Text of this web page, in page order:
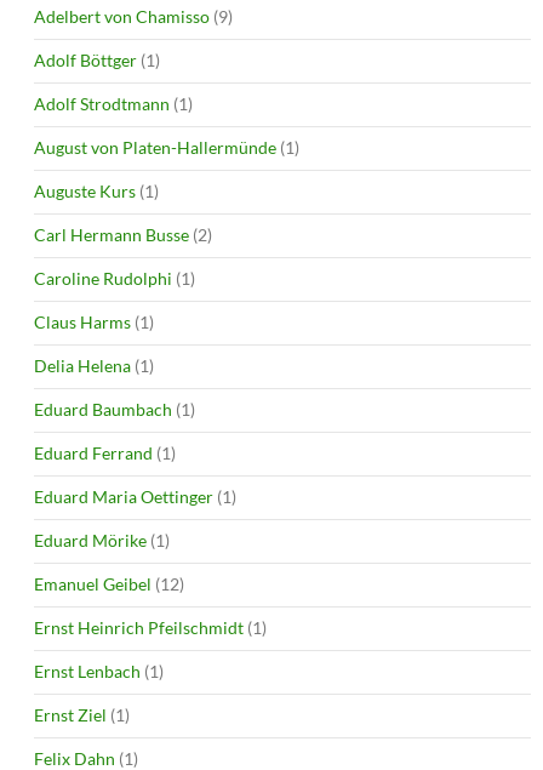
Adelbert von Chamisso (9)
Adolf Böttger (1)
Adolf Strodtmann (1)
August von Platen-Hallermünde (1)
Auguste Kurs (1)
Carl Hermann Busse (2)
Caroline Rudolphi (1)
Claus Harms (1)
Delia Helena (1)
Eduard Baumbach (1)
Eduard Ferrand (1)
Eduard Maria Oettinger (1)
Eduard Mörike (1)
Emanuel Geibel (12)
Ernst Heinrich Pfeilschmidt (1)
Ernst Lenbach (1)
Ernst Ziel (1)
Felix Dahn (1)